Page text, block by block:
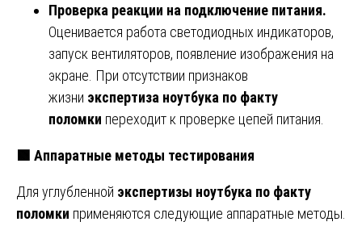
Проверка реакции на подключение питания.
Оценивается работа светодиодных индикаторов,
запуск вентиляторов, появление изображения на
экране. При отсутствии признаков
жизни экспертиза ноутбука по факту
поломки переходит к проверке цепей питания.
🟩 Аппаратные методы тестирования
Для углубленной экспертизы ноутбука по факту
поломки применяются следующие аппаратные методы.